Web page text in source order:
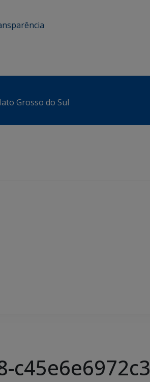
Grosso do Sul
c45e6e6972c3